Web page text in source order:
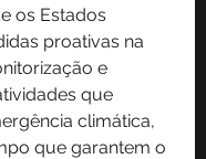
os Estados
proativas na
e
que
climática,
que garantem o